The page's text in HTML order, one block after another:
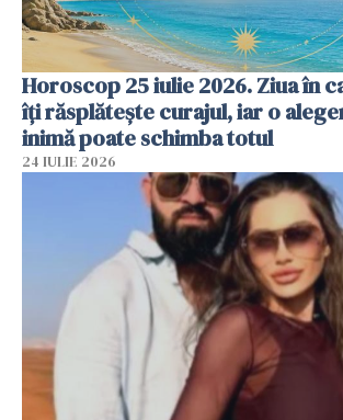
Horoscop 25 iulie 2026. Ziua în
îți răsplătește curajul, iar o
inimă poate schimba totul
24 IULIE 2026